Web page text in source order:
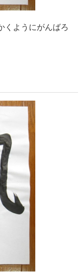
くようにがんばろ